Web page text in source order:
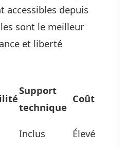
accessibles depuis
sont le meilleur
et liberté
Support
technique
Coût
Inclus Élevé